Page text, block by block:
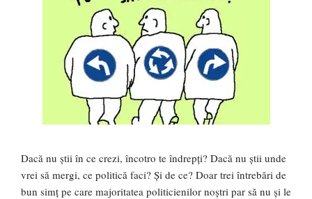
Dacă nu știi în ce crezi, încotro te îndrepți? Dacă nu știi unde
vrei să mergi, ce politică faci? Și de ce? Doar trei întrebări de
bun simț pe care majoritatea politicienilor noștri par să nu și le